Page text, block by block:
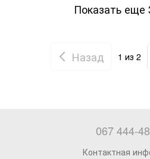
Показать еще
Назад 1 из 2
067 444-
Контактная